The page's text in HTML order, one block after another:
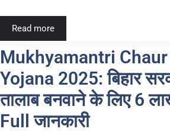
Read more
Mukhyamantri
Yojana 2025: बिहार
तालाब बनवाने के लिए 6
Full जानकारी